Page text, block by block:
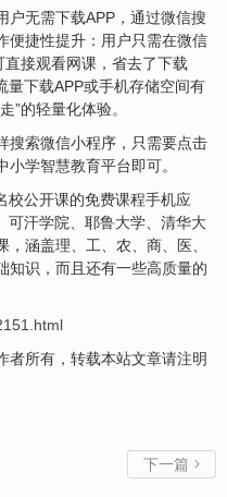
户无需下载APP，通过微信搜
便捷性提升：用户只需在微信
直接观看网课，省去了下载
量下载APP或手机存储空间有
”的轻量化体验。
搜索微信小程序，只需要点击
学智慧教育平台即可。
校公开课的免费课程手机应
可汗学院、耶鲁大学、清华大
涵盖理、工、农、商、医、
知识，而且还有一些高质量的
者所有，转载本站文章请注明
下一篇 